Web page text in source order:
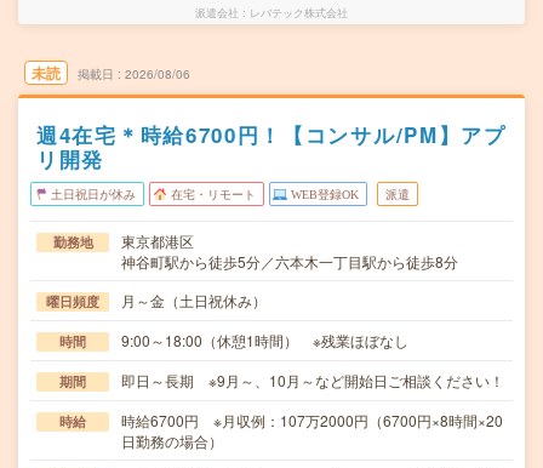
派遣会社 レバテック株式会社
未読 掲載日 2026/08/06
週4在宅＊時給6700円！【コンサル/PM】アプ
リ開発
土日祝日が休み 在宅・リモート WEB登録OK 派遣
勤務地
東京都港区
神谷町駅から徒歩5分／六本木一丁目駅から徒歩8分
曜日頻度 月～金（土日祝休み）
時間 9:00～18:00（休憩1時間） ※残業ほぼなし
期間 即日～長期 ※9月～、10月～など開始日ご相談ください！
時給
時給6700円 ※月収例：107万2000円（6700円×8時間×20
日勤務の場合）